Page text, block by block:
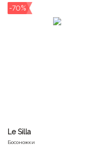
-70%
Le Silla
Босоножки